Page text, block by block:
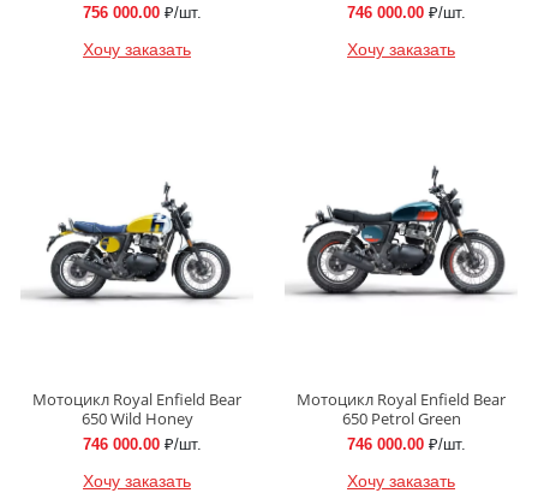
756 000.00 ₽/шт.
Хочу заказать
746 000.00 ₽/шт.
Хочу заказать
Мотоцикл Royal Enfield Bear
650 Wild Honey
746 000.00 ₽/шт.
Хочу заказать
Мотоцикл Royal Enfield Bear
650 Petrol Green
746 000.00 ₽/шт.
Хочу заказать